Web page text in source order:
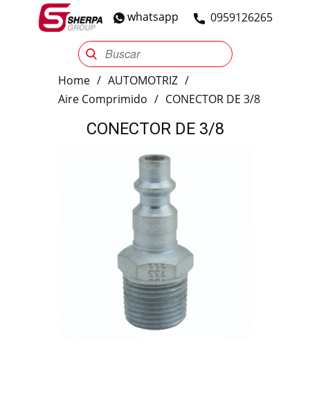
​0959126265
whatsapp
Sherpa Group Reencauche Automotriz
Home / AUTOMOTRIZ /
Aire Comprimido / CONECTOR DE 3/8
CONECTOR DE 3/8